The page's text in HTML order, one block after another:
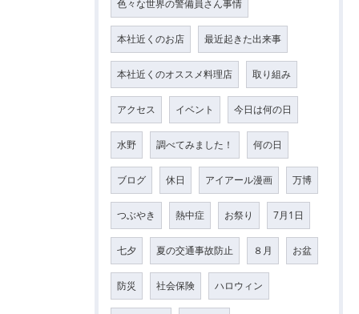
色々な世界の警備員さん事情
本社近くのお店 最近起きた出来事
本社近くのオススメ料理店 取り組み
アクセス イベント 今日は何の日
水野 調べてみました！ 何の日
ブログ 休日 アイアール漫画 万博
つぶやき 熱中症 お祭り 7月1日
七夕 夏の交通事故防止 ８月 お盆
防災 社会保険 ハロウィン